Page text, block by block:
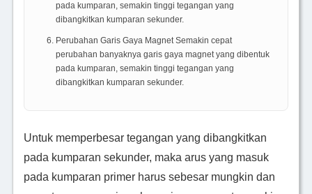
pada kumparan, semakin tinggi tegangan yang
dibangkitkan kumparan sekunder.
Perubahan Garis Gaya Magnet Semakin cepat
perubahan banyaknya garis gaya magnet yang dibentuk
pada kumparan, semakin tinggi tegangan yang
dibangkitkan kumparan sekunder.
Untuk memperbesar tegangan yang dibangkitkan
pada kumparan sekunder, maka arus yang masuk
pada kumparan primer harus sebesar mungkin dan